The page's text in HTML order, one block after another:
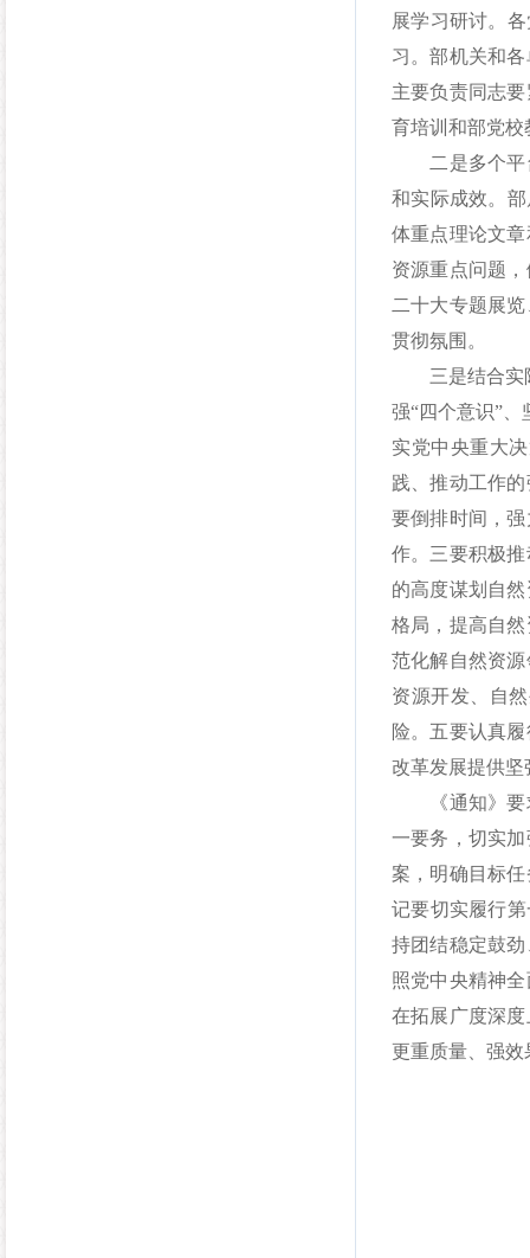
展学习研讨。
习。部机关和
主要负责同志
育培训和部党
二是多个平台
和实际成效。
体重点理论文
资源重点问题
二十大专题展
贯彻氛围。
三是结合实际
强“四个意识”
实党中央重大
践、推动工作
要倒排时间，
作。三要积极
的高度谋划自
格局，提高自
范化解自然资
资源开发、自
险。五要认真
改革发展提供坚
《通知》要求
一要务，切实
案，明确目标
记要切实履行
持团结稳定鼓
照党中央精神
在拓展广度深
更重质量、强效